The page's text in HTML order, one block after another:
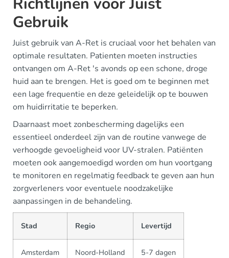
Gebruik
Juist gebruik van A-Ret is cruciaal voor het behalen van
optimale resultaten. Patienten moeten instructies
ontvangen om A-Ret 's avonds op een schone, droge
huid aan te brengen. Het is goed om te beginnen met
een lage frequentie en deze geleidelijk op te bouwen
om huidirritatie te beperken.
Daarnaast moet zonbescherming dagelijks een
essentieel onderdeel zijn van de routine vanwege de
verhoogde gevoeligheid voor UV-stralen. Patiënten
moeten ook aangemoedigd worden om hun voortgang
te monitoren en regelmatig feedback te geven aan hun
zorgverleners voor eventuele noodzakelijke
aanpassingen in de behandeling.
Stad Regio Levertijd
Amsterdam Noord-Holland 5-7 dagen